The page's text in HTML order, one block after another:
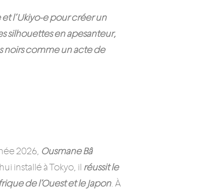
et l’Ukiyo-e pour créer un
silhouettes en apesanteur,
noirs comme un acte de
2026, Ousmane Bâ
installé à Tokyo, il réussit le
de l’Ouest et le Japon. À